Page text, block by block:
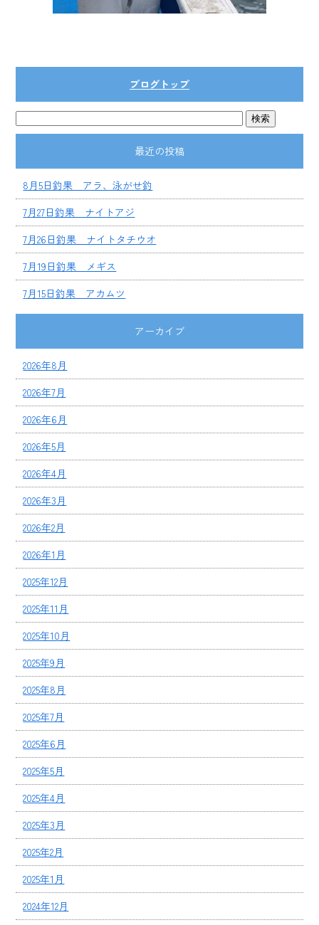
ブログトップ
最近の投稿
8月5日釣果 アラ、泳がせ釣
7月27日釣果 ナイトアジ
7月26日釣果 ナイトタチウオ
7月19日釣果 メギス
7月15日釣果 アカムツ
アーカイブ
2026年8月
2026年7月
2026年6月
2026年5月
2026年4月
2026年3月
2026年2月
2026年1月
2025年12月
2025年11月
2025年10月
2025年9月
2025年8月
2025年7月
2025年6月
2025年5月
2025年4月
2025年3月
2025年2月
2025年1月
2024年12月